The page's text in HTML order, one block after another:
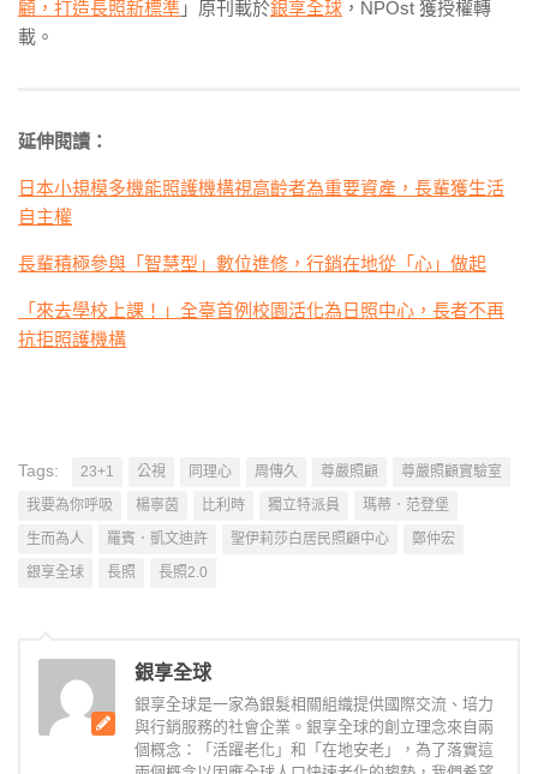
顧，打造長照新標準 」原刊載於銀享全球 ，NPOst 獲授權轉
載。
延伸閱讀：
日本小規模多機能照護機構視高齡者為重要資產，長輩獲生活
自主權
長輩積極參與「智慧型」數位進修，行銷在地從「心」做起
「來去學校上課！」全臺首例校園活化為日照中心，長者不再
抗拒照護機構
Tags: 23+1 公視 同理心 周傳久 尊嚴照顧
尊嚴照顧實驗室
我要為你呼吸
楊寧茵 比利時 獨立特派員
瑪蒂．范登堡
生而為人
羅賓．凱文迪許 聖伊莉莎白居民照顧中心
鄭仲宏
銀享全球
長照 長照2.0
銀享全球
銀享全球是一家為銀髮相關組織提供國際交流、培力
與行銷服務的社會企業。銀享全球的創立理念來自兩
個概念：「活躍老化」和「在地安老」，為了落實這